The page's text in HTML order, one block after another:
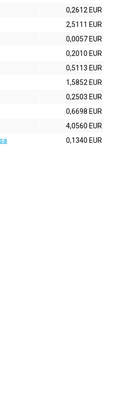
0,2612 EUR
2,5111 EUR
0,0057 EUR
0,2010 EUR
0,5113 EUR
1,5852 EUR
0,2503 EUR
0,6698 EUR
4,0560 EUR
0,1340 EUR